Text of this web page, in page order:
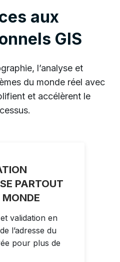
aux
GIS
l’analyse et
du monde réel avec
et accélèrent le
PARTOUT
MONDE
validation en
l’adresse du
pour plus de